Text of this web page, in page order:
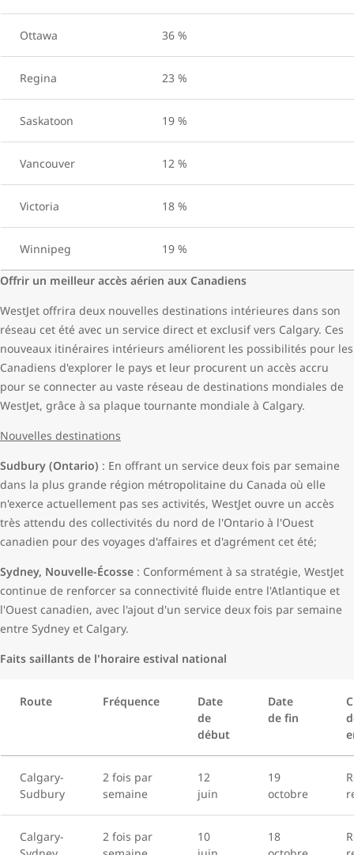
Ottawa 36 %
Regina 23 %
Saskatoon 19 %
Vancouver 12 %
Victoria 18 %
Winnipeg 19 %
Offrir un meilleur accès aérien aux Canadiens
WestJet offrira deux nouvelles destinations intérieures dans son
réseau cet été avec un service direct et exclusif vers Calgary. Ces
nouveaux itinéraires intérieurs améliorent les possibilités pour les
Canadiens d'explorer le pays et leur procurent un accès accru
pour se connecter au vaste réseau de destinations mondiales de
WestJet, grâce à sa plaque tournante mondiale à Calgary.
Nouvelles destinations
Sudbury (Ontario) : En offrant un service deux fois par semaine
dans la plus grande région métropolitaine du Canada où elle
n'exerce actuellement pas ses activités, WestJet ouvre un accès
très attendu des collectivités du nord de l'Ontario à l'Ouest
canadien pour des voyages d'affaires et d'agrément cet été;
Sydney, Nouvelle-Écosse : Conformément à sa stratégie, WestJet
continue de renforcer sa connectivité fluide entre l'Atlantique et
l'Ouest canadien, avec l'ajout d'un service deux fois par semaine
entre Sydney et Calgary.
Faits saillants de l'horaire estival national
Route Fréquence
Date
de
début
Date
de fin
Calgary-
Sudbury
2 fois par
semaine
12
juin
19
octobre
Calgary-
2 fois par
10
18